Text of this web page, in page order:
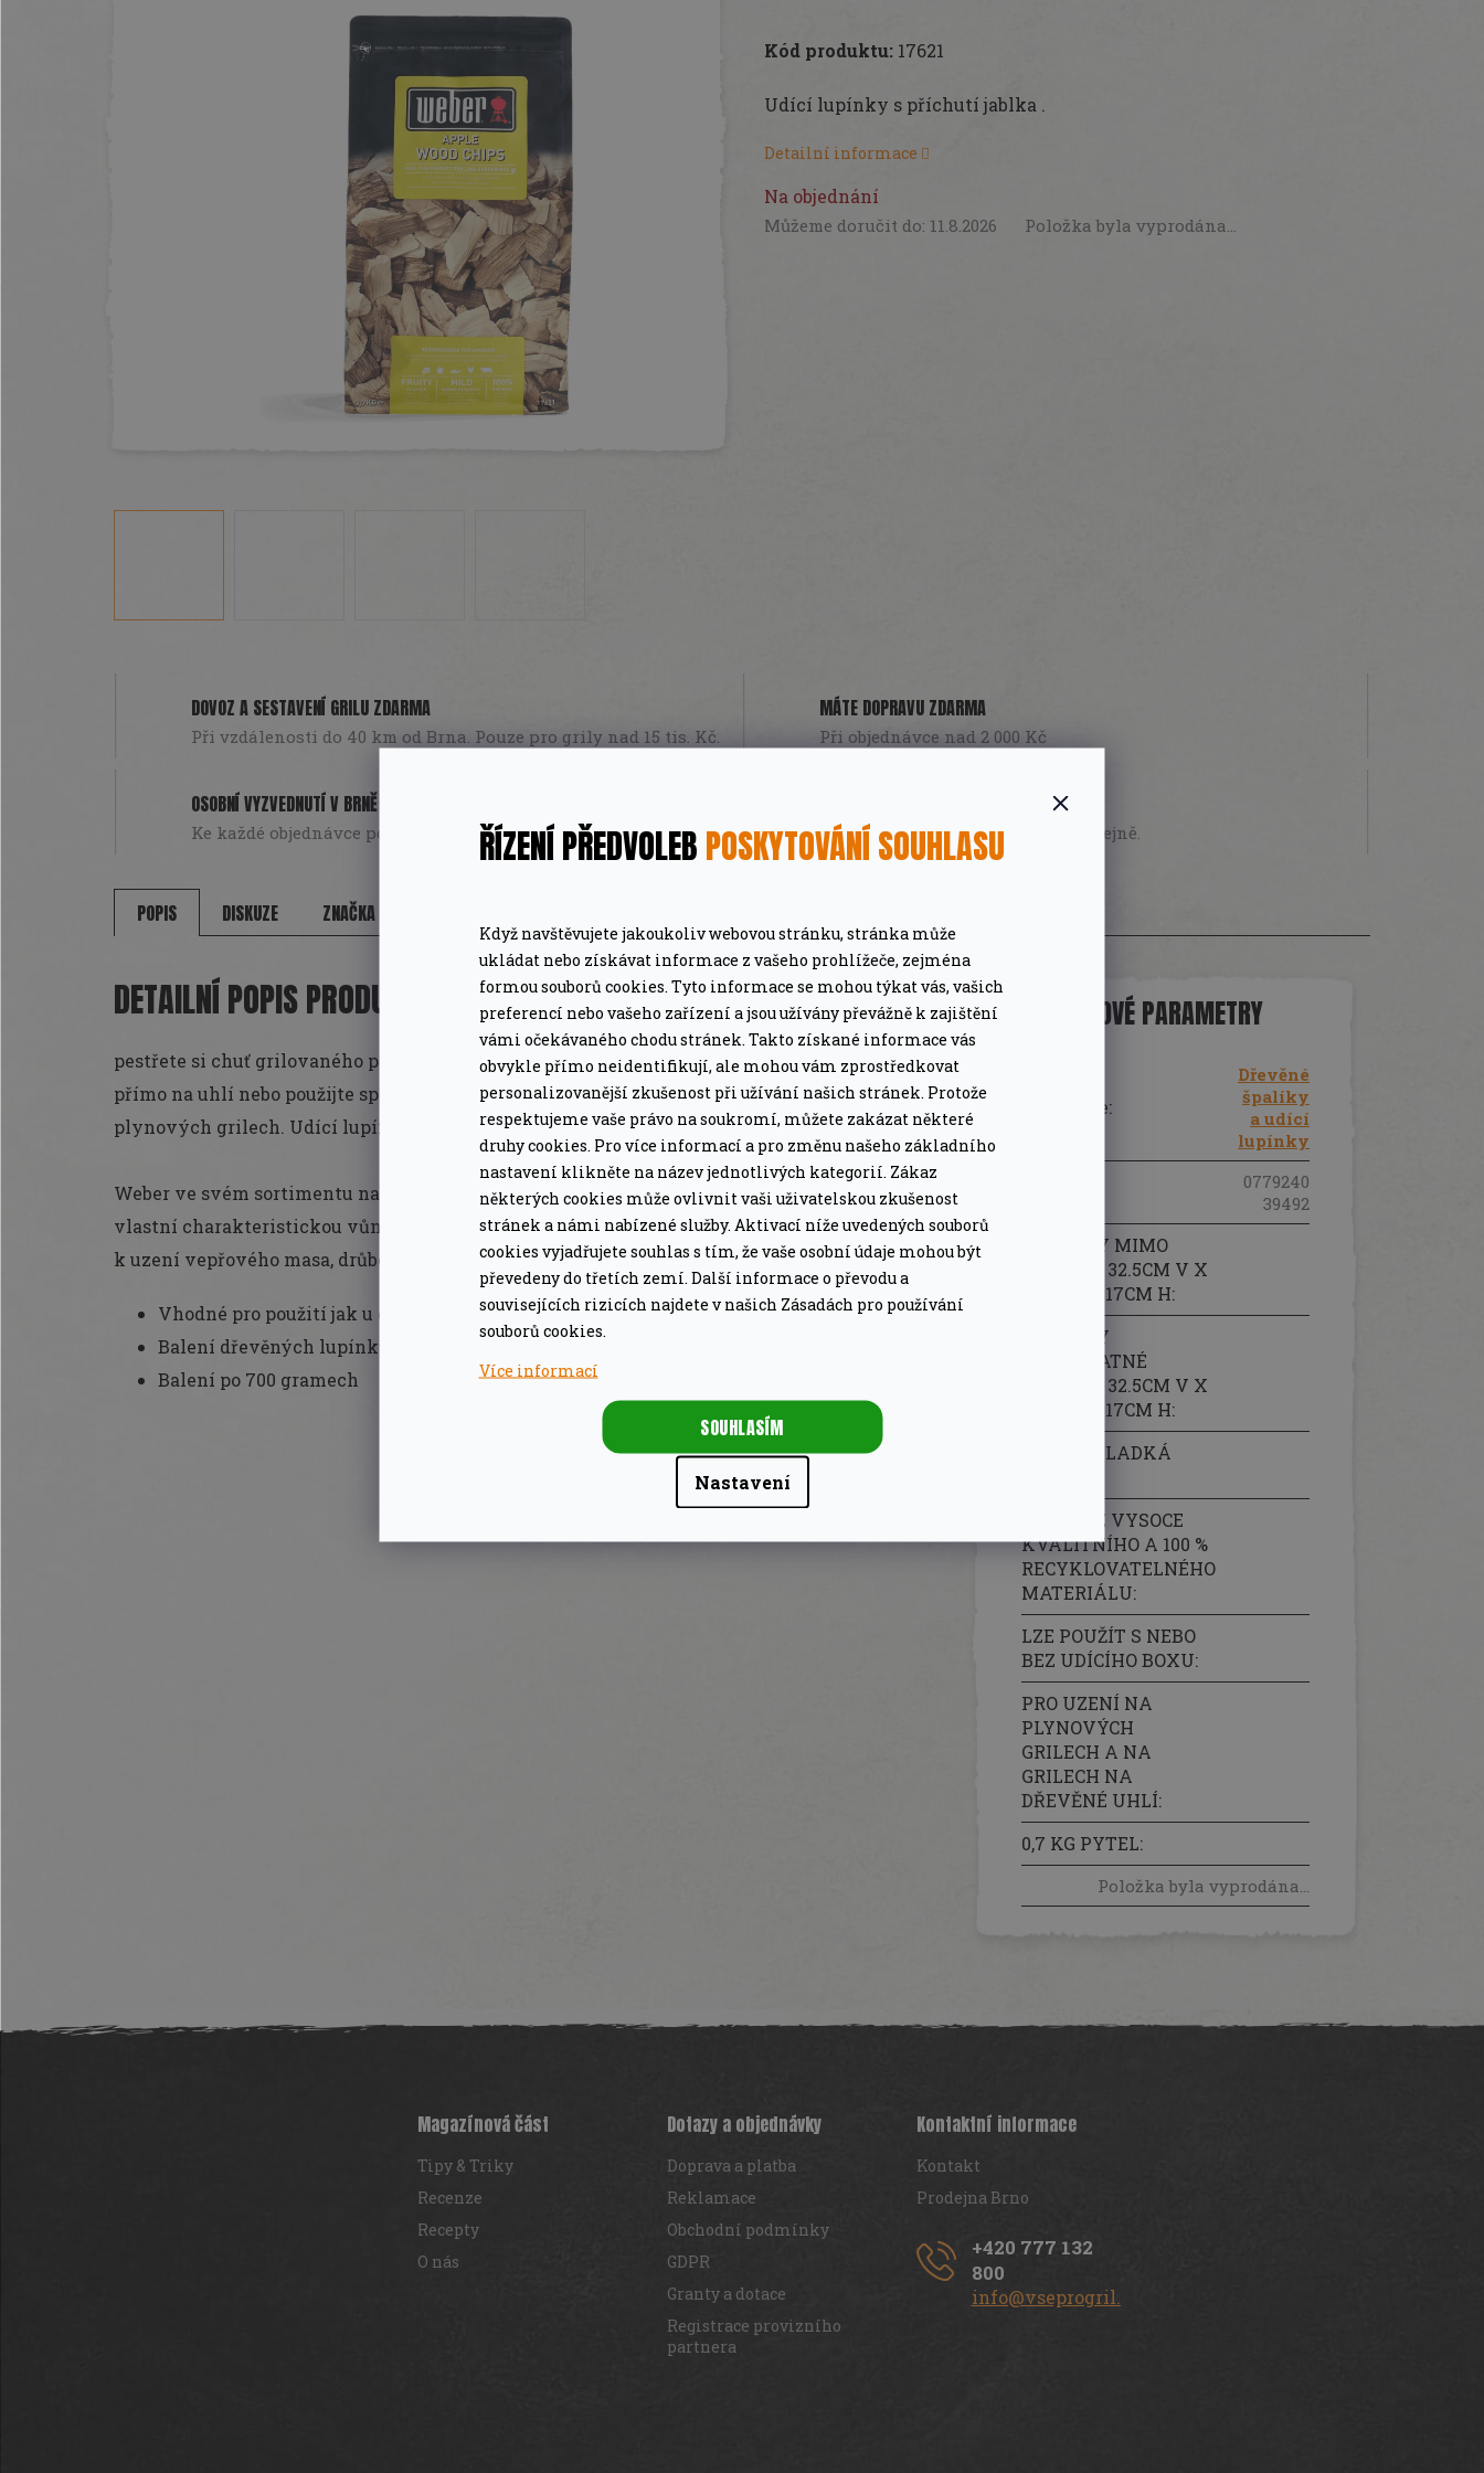
ŘÍZENÍ PŘEDVOLEB POSKYTOVÁNÍ SOUHLASU
Když navštěvujete jakoukoliv webovou stránku, stránka může
ukládat nebo získávat informace z vašeho prohlížeče, zejména
formou souborů cookies. Tyto informace se mohou týkat vás, vašich
preferencí nebo vašeho zařízení a jsou užívány převážně k zajištění
vámi očekávaného chodu stránek. Takto získané informace vás
obvykle přímo neidentifikují, ale mohou vám zprostředkovat
personalizovanější zkušenost při užívání našich stránek. Protože
respektujeme vaše právo na soukromí, můžete zakázat některé
druhy cookies. Pro více informací a pro změnu našeho základního
nastavení klikněte na název jednotlivých kategorií. Zákaz
některých cookies může ovlivnit vaši uživatelskou zkušenost
stránek a námi nabízené služby. Aktivací níže uvedených souborů
cookies vyjadřujete souhlas s tím, že vaše osobní údaje mohou být
převedeny do třetích zemí. Další informace o převodu a
souvisejících rizicích najdete v našich Zásadách pro používání
souborů cookies.
Více informací
Nastavení
SOUHLASÍM
cena:
Na objednání
Můžeme doručit do: 11.8.2026 Položka byla vyprodána…
Kód produktu: 17621
Udící lupínky s příchutí jablka .
Detailní informace
DOVOZ A SESTAVENÍ GRILU ZDARMA
Při vzdálenosti do 40 km od Brna. Pouze pro grily nad 15 tis. Kč.
MÁTE DOPRAVU ZDARMA
Při objednávce nad 2 000 Kč
OSOBNÍ VYZVEDNUTÍ V BRNĚ
Ke každé objednávce poukázka na další nákup jako dárek Poradíme online i osobně na prodejně.
POPIS DISKUZE ZNAČKA
DETAILNÍ POPIS PRODUKTU
pestřete si chuť grilovaného pokrmu kouřovou vůní udících lupínků. Nasypte udící lupínky
přímo na uhlí nebo použijte speciální
udící boxod Webera, díky kterému budete moci udit i na
plynových grilech. Udící lupínky jsou ideální k uzení po kratší dobu.
Weber ve svém sortimentu nabízí několik druhů dřeva na uzení, z nichž každý přidá svou
vlastní charakteristickou vůni do grilované potraviny. Příchuť jablka doporučujeme především
k uzení vepřového masa, drůbeže, ryb nebo i zeleniny či sýrů.
Vhodné pro použití jak u grilů na dřevěné uhlí tak u grilů plynových
Balení dřevěných lupínků z jabloně
Balení po 700 gramech
DOPLŇKOVÉ PARAMETRY
Kategorie:
Dřevěné
špalíky
a udící
lupínky
0779240
39492
ROZMĚRY MIMO
KRABICE 32.5CM V X
12CM Š X 17CM H:
ROZMĚRY
SAMOSTATNÉ
KRABICE 32.5CM V X
12CM Š X 17CM H:
JEMNÁ SLADKÁ
BALENÍ Z VYSOCE
KVALITNÍHO A 100 %
RECYKLOVATELNÉHO
MATERIÁLU:
LZE POUŽÍT S NEBO
BEZ UDÍCÍHO BOXU:
PRO UZENÍ NA
PLYNOVÝCH
GRILECH A NA
GRILECH NA
DŘEVĚNÉ UHLÍ:
0,7 KG PYTEL:
Položka byla vyprodána…
á
Magazínová část
Tipy & Triky
Recenze
Recepty
O nás
Dotazy a objednávky
Doprava a platba
Reklamace
Obchodní podmínky
GDPR
Granty a dotace
Registrace provizního
partnera
Kontaktní informace
Kontakt
Prodejna Brno
+420 777 132
800
info@vseprogril.cz